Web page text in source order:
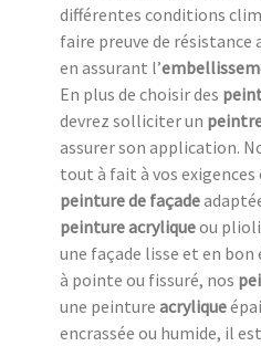
différentes conditions
faire preuve de
en assurant l’
En plus de choisir des
devrez solliciter un
assurer son application.
tout à fait à vos
peinture de façade
peinture acryliqueou
une façade lisse et en
à pointe ou fissuré, nos
une peinture acrylique
encrassée ou humide, il